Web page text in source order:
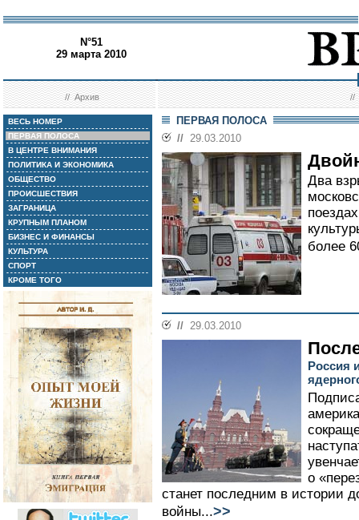
N°51
29 марта 2010
//Архив //
ВЕСЬ НОМЕР
ПЕРВАЯ ПОЛОСА
В ЦЕНТРЕ ВНИМАНИЯ
ПОЛИТИКА И ЭКОНОМИКА
ОБЩЕСТВО
ПРОИСШЕСТВИЯ
ЗАГРАНИЦА
КРУПНЫМ ПЛАНОМ
БИЗНЕС И ФИНАНСЫ
КУЛЬТУРА
СПОРТ
КРОМЕ ТОГО
ПЕРВАЯ ПОЛОСА
// 29.03.2010
Два
более
// 29.03.2010
Россия
о
станет последним в истории
войны...>>